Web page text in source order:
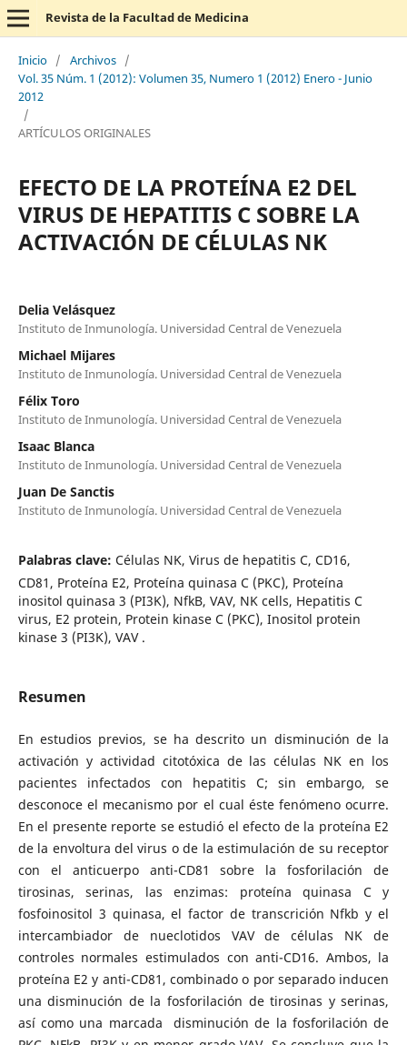
Revista de la Facultad de Medicina
Inicio / Archivos /
Vol. 35 Núm. 1 (2012): Volumen 35, Numero 1 (2012) Enero - Junio
2012
/
ARTÍCULOS ORIGINALES
EFECTO DE LA PROTEÍNA E2 DEL
VIRUS DE HEPATITIS C SOBRE LA
ACTIVACIÓN DE CÉLULAS NK
Delia Velásquez
Instituto de Inmunología. Universidad Central de Venezuela
Michael Mijares
Instituto de Inmunología. Universidad Central de Venezuela
Félix Toro
Instituto de Inmunología. Universidad Central de Venezuela
Isaac Blanca
Instituto de Inmunología. Universidad Central de Venezuela
Juan De Sanctis
Instituto de Inmunología. Universidad Central de Venezuela
Palabras clave: Células NK, Virus de hepatitis C, CD16,
CD81, Proteína E2, Proteína quinasa C (PKC), Proteína
inositol quinasa 3 (PI3K), NfkB, VAV, NK cells, Hepatitis C
virus, E2 protein, Protein kinase C (PKC), Inositol protein
kinase 3 (PI3K), VAV .
Resumen
En estudios previos, se ha descrito un disminución de la
activación y actividad citotóxica de las células NK en los
pacientes infectados con hepatitis C; sin embargo, se
desconoce el mecanismo por el cual éste fenómeno ocurre.
En el presente reporte se estudió el efecto de la proteína E2
de la envoltura del virus o de la estimulación de su receptor
con el anticuerpo anti-CD81 sobre la fosforilación de
tirosinas, serinas, las enzimas: proteína quinasa C y
fosfoinositol 3 quinasa, el factor de transcrición Nfkb y el
intercambiador de nueclotidos VAV de células NK de
controles normales estimulados con anti-CD16. Ambos, la
proteína E2 y anti-CD81, combinado o por separado inducen
una disminución de la fosforilación de tirosinas y serinas,
así como una marcada disminución de la fosforilación de